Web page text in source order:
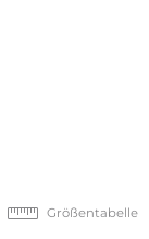
Größentabelle